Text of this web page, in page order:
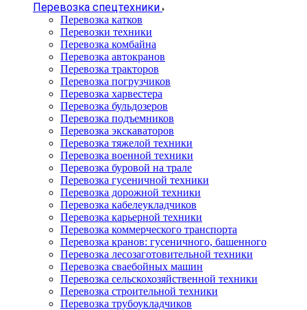
Перевозка спецтехники
Перевозка катков
Перевозки техники
Перевозка комбайна
Перевозка автокранов
Перевозка тракторов
Перевозка погрузчиков
Перевозка харвестера
Перевозка бульдозеров
Перевозка подъемников
Перевозка экскаваторов
Перевозка тяжелой техники
Перевозка военной техники
Перевозка буровой на трале
Перевозка гусеничной техники
Перевозка дорожной техники
Перевозка кабелеукладчиков
Перевозка карьерной техники
Перевозка коммерческого транспорта
Перевозка кранов: гусеничного, башенного
Перевозка лесозаготовительной техники
Перевозка сваебойных машин
Перевозка сельскохозяйственной техники
Перевозка строительной техники
Перевозка трубоукладчиков